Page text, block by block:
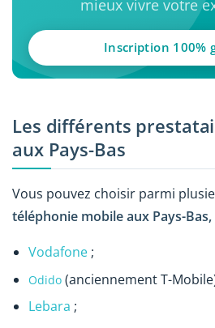
mieux vivre votre
Inscription 100%
Les différents
aux Pays-Bas
Vous pouvez choisir parmi
téléphonie mobile aux Pays-Bas,
Vodafone ;
Odido (anciennement T-
Lebara ;